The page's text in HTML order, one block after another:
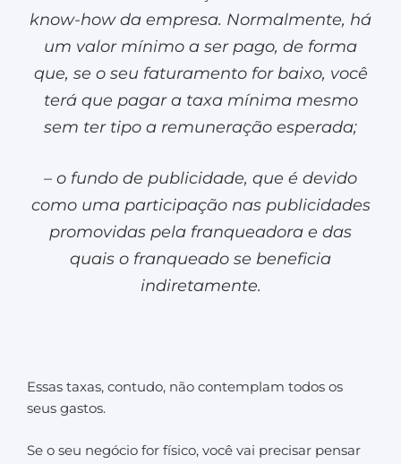
know-how da empresa. Normalmente, há
um valor mínimo a ser pago, de forma
que, se o seu faturamento for baixo, você
terá que pagar a taxa mínima mesmo
sem ter tipo a remuneração esperada;
– o fundo de publicidade, que é devido
como uma participação nas publicidades
promovidas pela franqueadora e das
quais o franqueado se beneficia
indiretamente.
Essas taxas, contudo, não contemplam todos os
seus gastos.
Se o seu negócio for físico, você vai precisar pensar